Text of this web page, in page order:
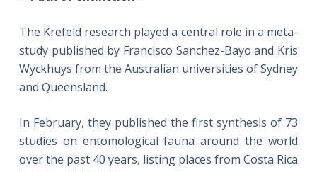
The Krefeld research played a central role in a meta-
study published by Francisco Sanchez-Bayo and Kris
Wyckhuys from the Australian universities of Sydney
and Queensland.
In February, they published the first synthesis of 73
studies on entomological fauna around the world
over the past 40 years, listing places from Costa Rica